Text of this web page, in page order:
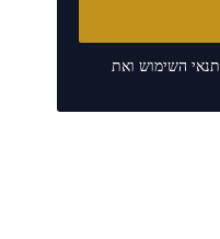
תנאי השימושואת